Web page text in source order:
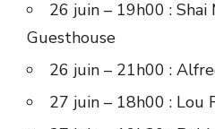
26 juin – 19h00 :
Guesthouse
26 juin – 21h00 :
27 juin – 18h00 : Lou